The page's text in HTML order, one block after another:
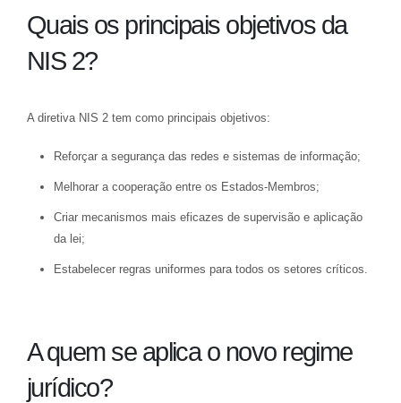
Quais os principais objetivos da
NIS 2?
A diretiva NIS 2 tem como principais objetivos:
Reforçar a segurança das redes e sistemas de informação;
Melhorar a cooperação entre os Estados-Membros;
Criar mecanismos mais eficazes de supervisão e aplicação
da lei;
Estabelecer regras uniformes para todos os setores críticos.
A quem se aplica o novo regime
jurídico?